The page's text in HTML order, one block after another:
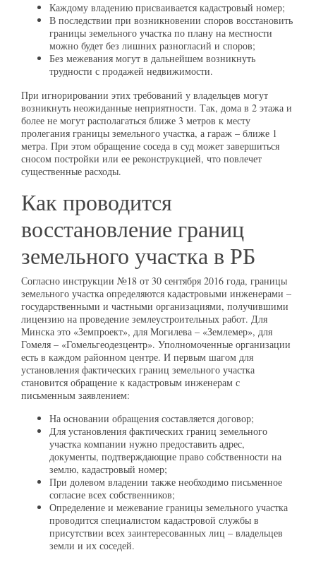
Каждому владению присваивается кадастровый номер;
В последствии при возникновении споров восстановить
границы земельного участка по плану на местности
можно будет без лишних разногласий и споров;
Без межевания могут в дальнейшем возникнуть
трудности с продажей недвижимости.
При игнорировании этих требований у владельцев могут
возникнуть неожиданные неприятности. Так, дома в 2 этажа и
более не могут располагаться ближе 3 метров к месту
пролегания границы земельного участка, а гараж – ближе 1
метра. При этом обращение соседа в суд может завершиться
сносом постройки или ее реконструкцией, что повлечет
существенные расходы.
Как проводится
восстановление границ
земельного участка в РБ
Согласно инструкции №18 от 30 сентября 2016 года, границы
земельного участка определяются кадастровыми инженерами –
государственными и частными организациями, получившими
лицензию на проведение землеустроительных работ. Для
Минска это «Земпроект», для Могилева – «Землемер», для
Гомеля – «Гомельгеодезцентр». Уполномоченные организации
есть в каждом районном центре. И первым шагом для
установления фактических границ земельного участка
становится обращение к кадастровым инженерам с
письменным заявлением:
На основании обращения составляется договор;
Для установления фактических границ земельного
участка компании нужно предоставить адрес,
документы, подтверждающие право собственности на
землю, кадастровый номер;
При долевом владении также необходимо письменное
согласие всех собственников;
Определение и межевание границы земельного участка
проводится специалистом кадастровой службы в
присутствии всех заинтересованных лиц – владельцев
земли и их соседей.